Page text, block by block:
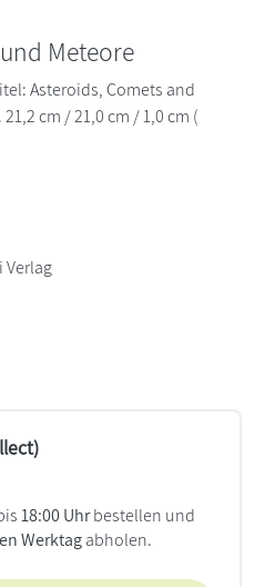
Meteore
Asteroids, Comets and
cm / 21,0 cm / 1,0 cm (
Verlag
18:00 Uhrbestellen und
Werktagabholen.